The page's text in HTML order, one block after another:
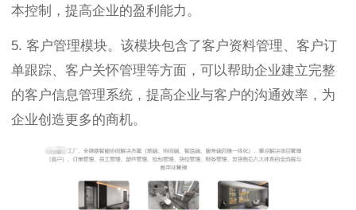
本控制，提高企业的盈利能力。
5. 客户管理模块。该模块包含了客户资料管理、客户订
单跟踪、客户关怀管理等方面，可以帮助企业建立完整
的客户信息管理系统，提高企业与客户的沟通效率，为
企业创造更多的商机。